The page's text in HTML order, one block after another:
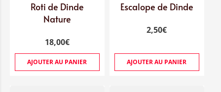
Roti de Dinde
Nature
18,00€
AJOUTER AU PANIER
Escalope de Dinde
2,50€
AJOUTER AU PANIER